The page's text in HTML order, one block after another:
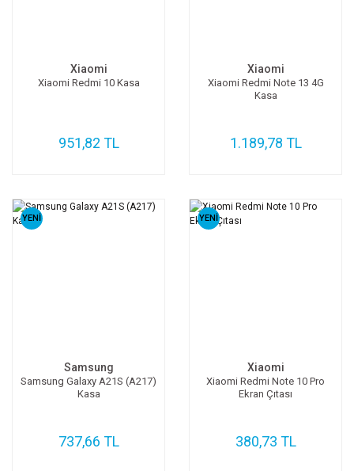
Xiaomi
Xiaomi Redmi 10 Kasa
951,82 TL
Xiaomi
Xiaomi Redmi Note 13 4G
Kasa
1.189,78 TL
YENİ
Samsung
Samsung Galaxy A21S (A217)
Kasa
737,66 TL
YENİ
Xiaomi
Xiaomi Redmi Note 10 Pro
Ekran Çıtası
380,73 TL